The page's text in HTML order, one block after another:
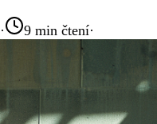
· 9 min čtení·